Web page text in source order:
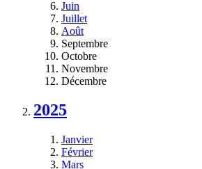
Juin
Juillet
Août
Septembre
Octobre
Novembre
Décembre
2025
Janvier
Février
Mars